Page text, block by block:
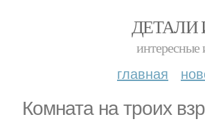
ДЕТАЛИ
интересные
главная
Комната на троих